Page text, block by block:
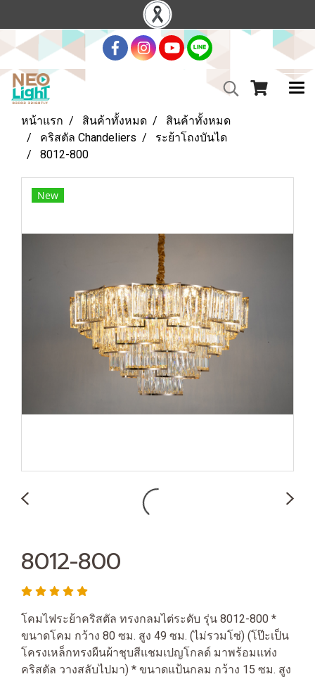
หน้าแรก สินค้าทั้งหมด
สินค้าทั้งหมด
คริสตัล Chandeliers
ระย้าโถงบันได
8012-800
New
8012-800
โคมไฟระย้าคริสตัล ทรงกลมไต่ระดับ รุ่น 8012-800 *
ขนาดโคม กว้าง 80 ซม. สูง 49 ซม. (ไม่รวมโซ่) (โป๊ะเป็น
โครงเหล็กทรงผืนผ้าชุบสีแชมเปญโกลด์ มาพร้อมแท่ง
คริสตัล วางสลับไปมา) * ขนาดแป้นกลม กว้าง 15 ซม. สูง